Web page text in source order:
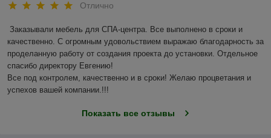
Отлично
Заказывали мебель для СПА-центра. Все выполнено в сроки и
качественно. С огромным удовольствием выражаю благодарность за
проделанную работу от создания проекта до установки. Отдельное
спасибо директору Евгению!
Все под контролем, качественно и в сроки! Желаю процветания и
успехов вашей компании.!!!
Показать все отзывы